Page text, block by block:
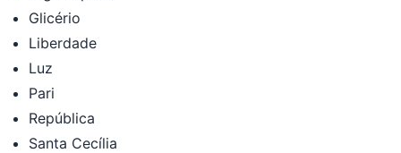
Glicério
Liberdade
Luz
Pari
República
Santa Cecília